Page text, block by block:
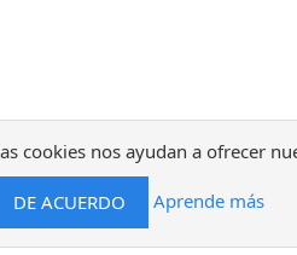
cookies nos ayudan a ofrecer
Aprende más